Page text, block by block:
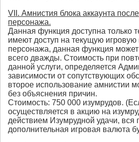
VII. Амнистия блока аккаунта
персонажа.
Данная функция доступна только
имеют доступ на текущую игровую
персонажа, данная функция
всего дважды. Стоимость при
данной услуги, определяется
зависимости от сопутствующих
второе использование амнистии
без объяснения причин.
Стоимость: 750 000 изумрудов.
осуществляется в акцию на
действием Изумрудной удачи, вся
дополнительная игровая валюта